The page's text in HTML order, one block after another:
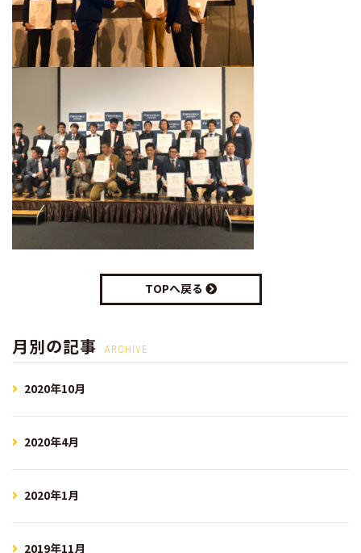
TOPへ戻る
月別の記事 ARCHIVE
2020年10月
2020年4月
2020年1月
2019年11月